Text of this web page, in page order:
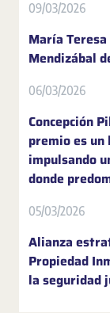
09/03/2026
María
Mendizábal
06/03/2026
Concepción
premio es
impulsando
donde
05/03/2026
Alianza
Propiedad
la seguridad